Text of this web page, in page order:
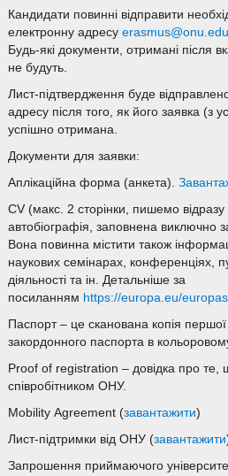
Кандидати повинні відправити
електронну адресу
Будь-які документи, отримані після
не будуть.
Лист-підтвердження буде
адресу після того, як його заявка (з
успішно отримана.
Документи для заявки:
Аплікаційна форма (анкета).
CV (макс. 2 сторінки, пишемо
автобіографія, заповнена виключно
Вона повинна містити також
наукових семінарах, конференціях,
діяльності та ін. Детальніше за
посиланням https://europa.eu/
Паспорт – це сканована копія
закордонного паспорта в
Proof of registration – довідка про те,
співробітником ОНУ.
Mobility Agreement (завантажити)
Лист-підтримки від ОНУ (завантажити
Запрошення приймаючого